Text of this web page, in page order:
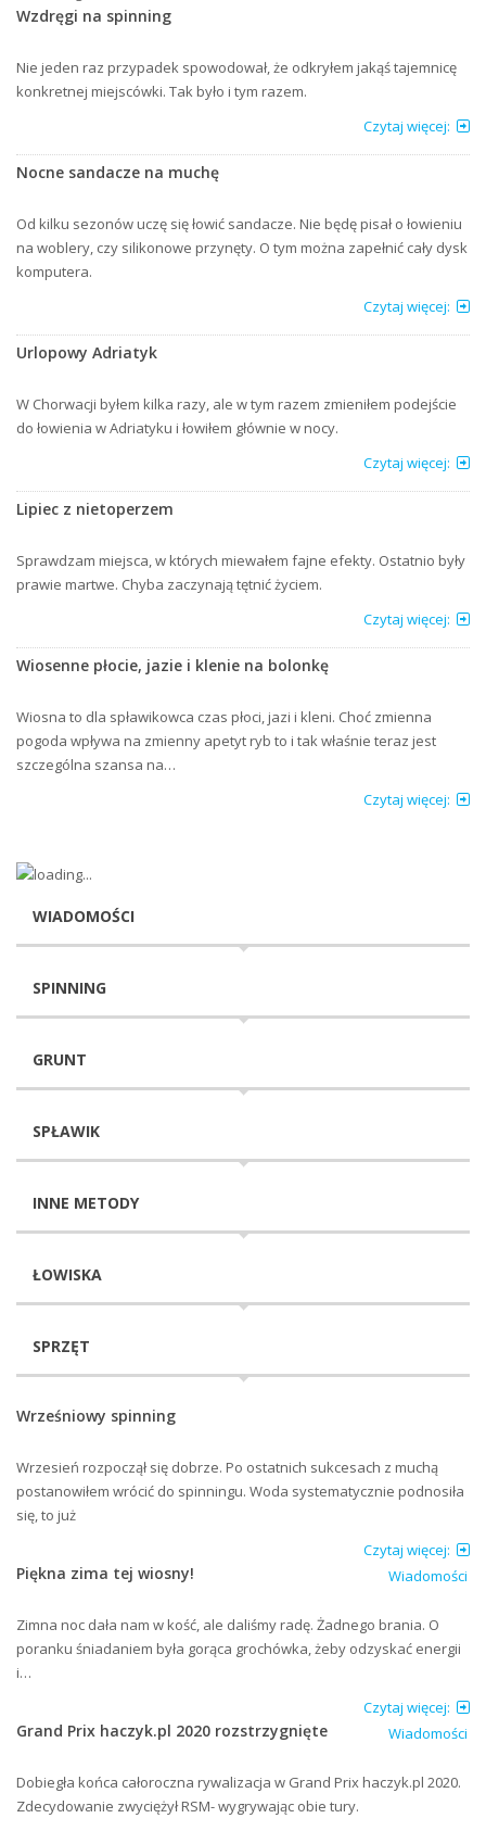
Wzdręgi na spinning
Nie jeden raz przypadek spowodował, że odkryłem jakąś tajemnicę
konkretnej miejscówki. Tak było i tym razem.
Czytaj więcej:
Nocne sandacze na muchę
Od kilku sezonów uczę się łowić sandacze. Nie będę pisał o łowieniu
na woblery, czy silikonowe przynęty. O tym można zapełnić cały dysk
komputera.
Czytaj więcej:
Urlopowy Adriatyk
W Chorwacji byłem kilka razy, ale w tym razem zmieniłem podejście
do łowienia w Adriatyku i łowiłem głównie w nocy.
Czytaj więcej:
Lipiec z nietoperzem
Sprawdzam miejsca, w których miewałem fajne efekty. Ostatnio były
prawie martwe. Chyba zaczynają tętnić życiem.
Czytaj więcej:
Wiosenne płocie, jazie i klenie na bolonkę
Wiosna to dla spławikowca czas płoci, jazi i kleni. Choć zmienna
pogoda wpływa na zmienny apetyt ryb to i tak właśnie teraz jest
szczególna szansa na…
Czytaj więcej:
WIADOMOŚCI
SPINNING
GRUNT
SPŁAWIK
INNE METODY
ŁOWISKA
SPRZĘT
Wrześniowy spinning
Wrzesień rozpoczął się dobrze. Po ostatnich sukcesach z muchą
postanowiłem wrócić do spinningu. Woda systematycznie podnosiła
się, to już
Czytaj więcej:
Wiadomości
Piękna zima tej wiosny!
Zimna noc dała nam w kość, ale daliśmy radę. Żadnego brania. O
poranku śniadaniem była gorąca grochówka, żeby odzyskać energii
i…
Czytaj więcej:
Wiadomości
Grand Prix haczyk.pl 2020 rozstrzygnięte
Dobiegła końca całoroczna rywalizacja w Grand Prix haczyk.pl 2020.
Zdecydowanie zwyciężył RSM- wygrywając obie tury.